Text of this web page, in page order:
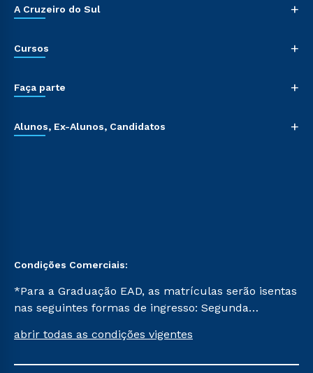
A Cruzeiro do Sul +
Cursos +
Faça parte +
Alunos, Ex-Alunos, Candidatos +
Condições Comerciais:
*Para a Graduação EAD, as matrículas serão isentas
nas seguintes formas de ingresso: Segunda
Já para as demais, a taxa de matrícula será de R$
abrir todas as condições vigentes